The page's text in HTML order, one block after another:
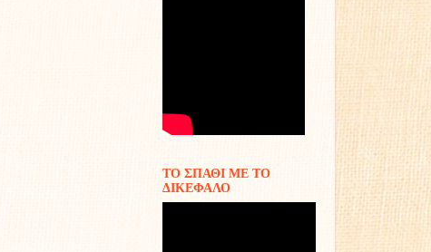
ΤΟ ΣΠΑΘΙ ΜΕ ΤΟ
ΔΙΚΕΦΑΛΟ